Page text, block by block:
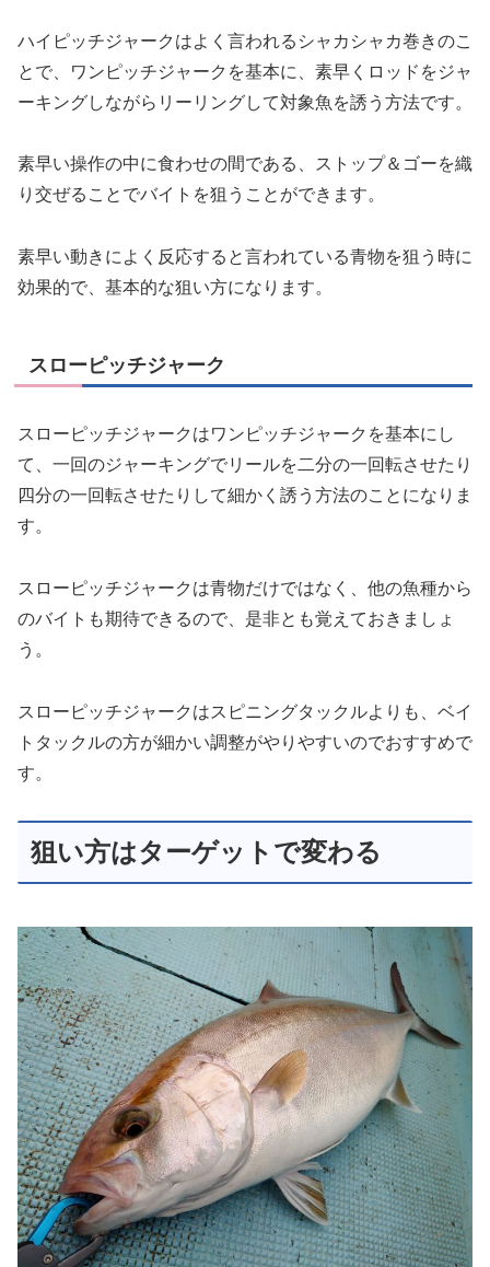
ハイピッチジャークはよく言われるシャカシャカ巻きのこ
とで、ワンピッチジャークを基本に、素早くロッドをジャ
ーキングしながらリーリングして対象魚を誘う方法です。
素早い操作の中に食わせの間である、ストップ＆ゴーを織
り交ぜることでバイトを狙うことができます。
素早い動きによく反応すると言われている青物を狙う時に
効果的で、基本的な狙い方になります。
スローピッチジャーク
スローピッチジャークはワンピッチジャークを基本にし
て、一回のジャーキングでリールを二分の一回転させたり
四分の一回転させたりして細かく誘う方法のことになりま
す。
スローピッチジャークは青物だけではなく、他の魚種から
のバイトも期待できるので、是非とも覚えておきましょ
う。
スローピッチジャークはスピニングタックルよりも、ベイ
トタックルの方が細かい調整がやりやすいのでおすすめで
す。
狙い方はターゲットで変わる